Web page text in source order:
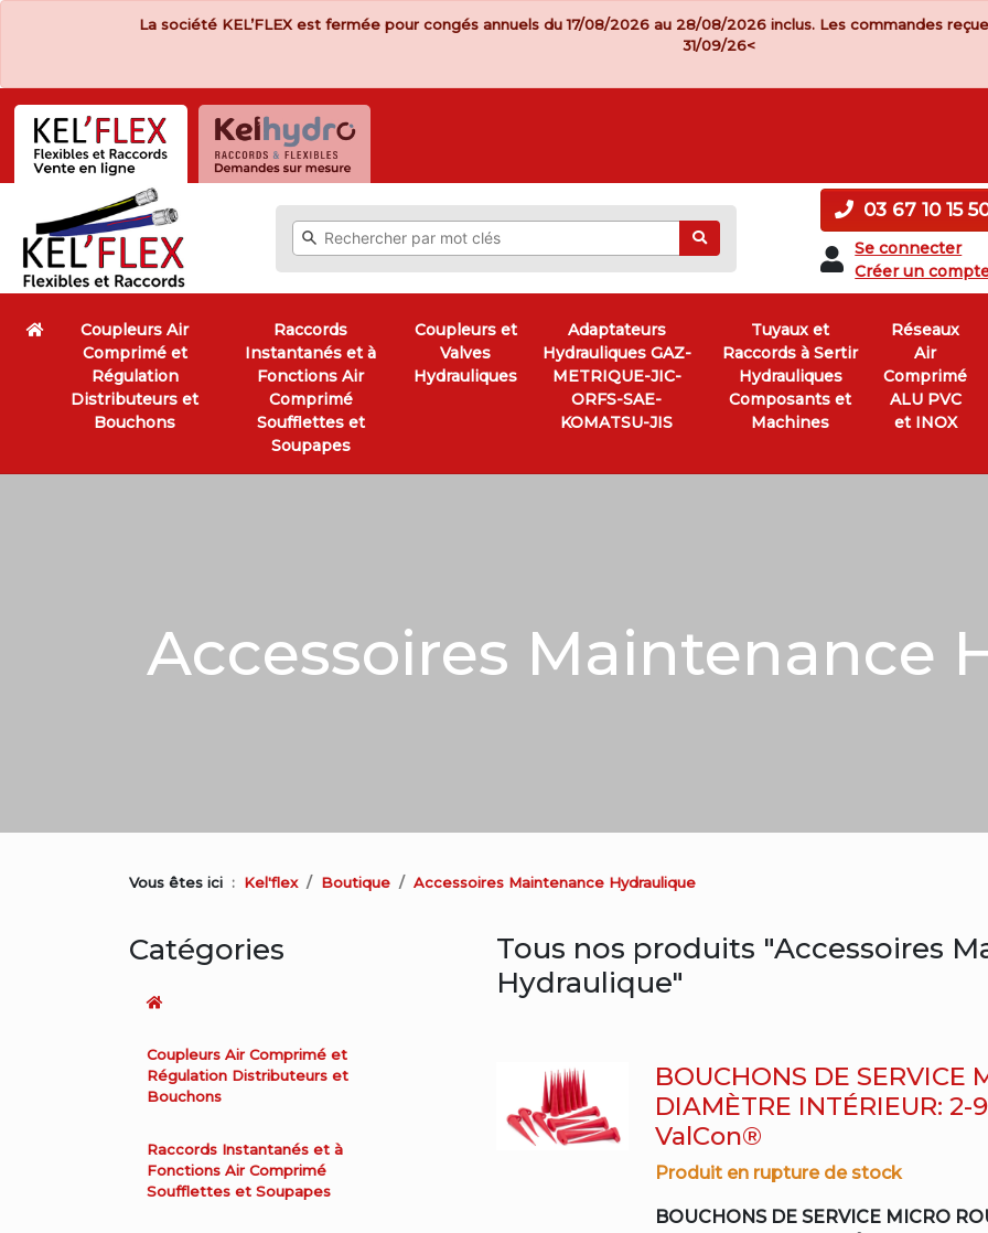
La société KEL’FLEX est fermée pour congés annuels du 17/08/2026 au 28/08/2026 inclus. Les commandes
31/09/26<
Ok
03 67 10 15
Se connecter
Créer un
Coupleurs Air
Comprimé et
Régulation
Distributeurs et
Bouchons
Raccords
Instantanés et à
Fonctions Air
Comprimé
Soufflettes et
Soupapes
Coupleurs et
Valves
Hydrauliques
Adaptateurs
Hydrauliques GAZ-
METRIQUE-JIC-
ORFS-SAE-
KOMATSU-JIS
Tuyaux et
Raccords à Sertir
Hydrauliques
Composants et
Machines
Réseaux
Air
Comprimé
ALU PVC
et INOX
Accessoires Maintenance
Vous êtes ici Kel'flex Boutique Accessoires Maintenance Hydraulique
Tous nos produits "Accessoires
Hydraulique"
BOUCHONS DE SERVICE
DIAMÈTRE INTÉRIEUR: 2-
ValCon®
Produit en rupture de stock
BOUCHONS DE SERVICE MICRO
Catégories
Coupleurs Air Comprimé et
Régulation Distributeurs et
Bouchons
Raccords Instantanés et à
Fonctions Air Comprimé
Soufflettes et Soupapes